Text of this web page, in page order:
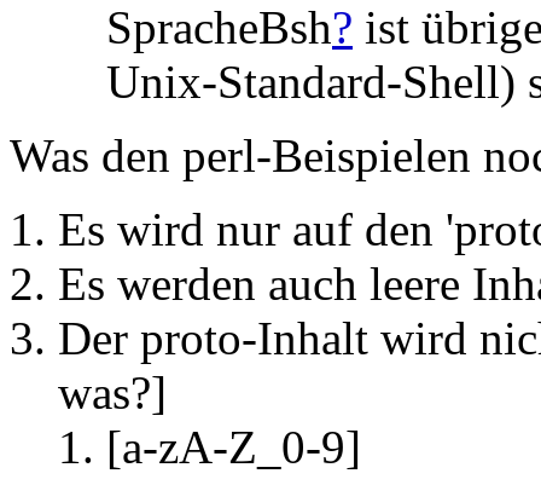
SpracheBsh? ist
Unix-Standard-Shell)
Was den perl-Beispielen
Es wird nur auf den
Es werden auch leere
Der proto-Inhalt wird
was?]
[a-zA-Z_0-9]